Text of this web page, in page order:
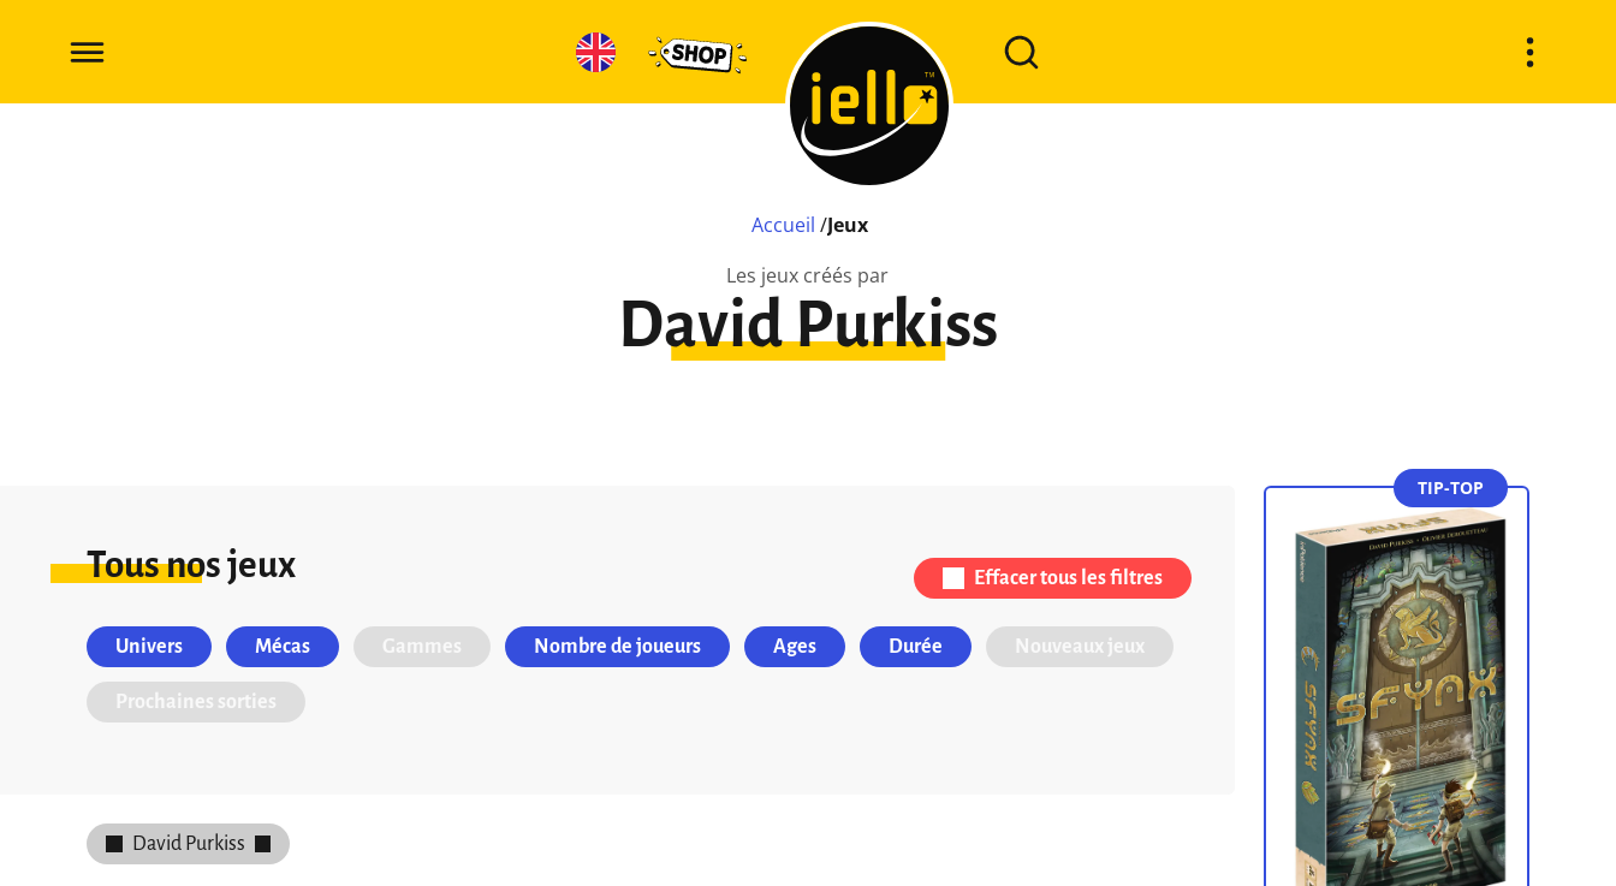
Accueil /Jeux
Les jeux créés par
David Purkiss
Tous nos jeux Effacer tous les filtres
Univers Mécas Gammes Nombre de joueurs Ages Durée Nouveaux jeux
Prochaines sorties
David Purkiss